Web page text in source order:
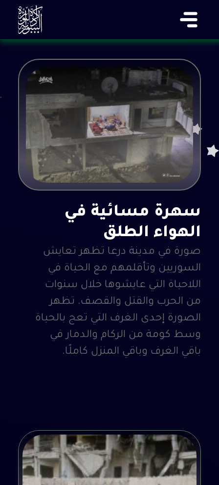
سهرة مسائية في
الهواء الطلق
صورة في مدينة درعا تظهر تعايش
السوريين وتأقلمهم مع الحياة في
اللاحياة التي عايشوها خلال سنوات
من الحرب والقتل والقصف. تظهر
الصورة إحدى الغرف التي تعج بالحياة
وسط كومة من الركام والدمار في
باقي الغرف وباقي المنزل كاملًا.